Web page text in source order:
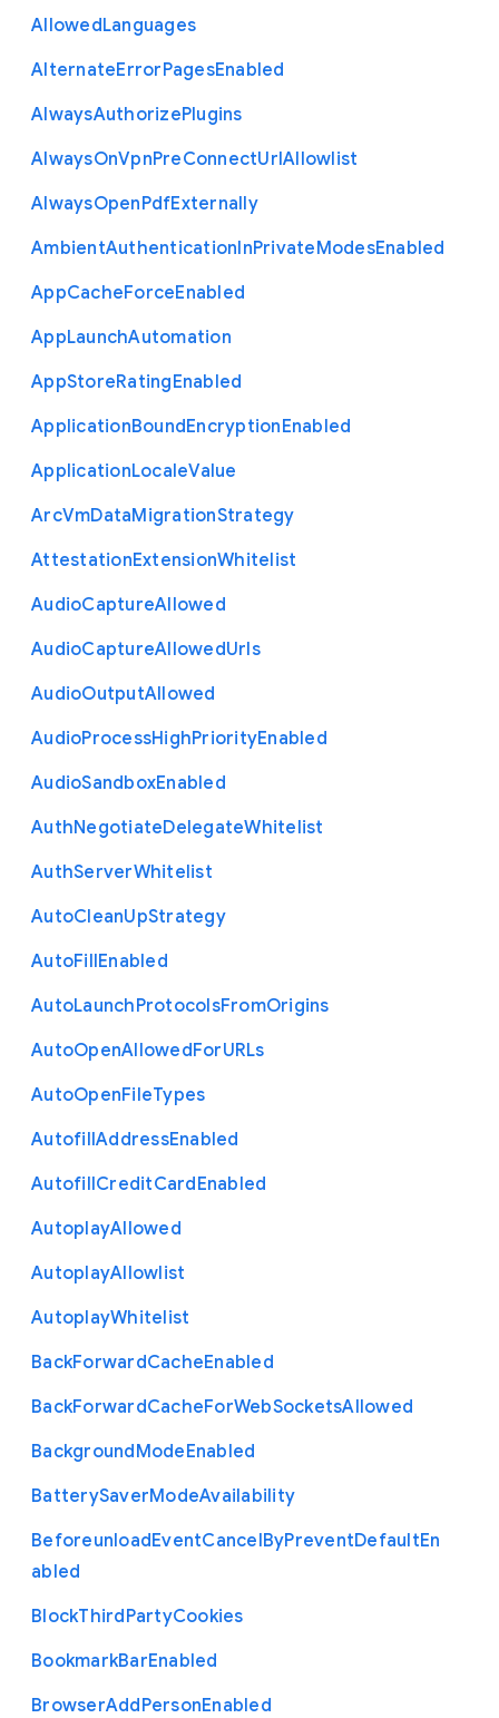
AllowedLanguages
AlternateErrorPagesEnabled
AlwaysAuthorizePlugins
AlwaysOnVpnPreConnectUrlAllowlist
AlwaysOpenPdfExternally
AmbientAuthenticationInPrivateModesEnabled
AppCacheForceEnabled
AppLaunchAutomation
AppStoreRatingEnabled
ApplicationBoundEncryptionEnabled
ApplicationLocaleValue
ArcVmDataMigrationStrategy
AttestationExtensionWhitelist
AudioCaptureAllowed
AudioCaptureAllowedUrls
AudioOutputAllowed
AudioProcessHighPriorityEnabled
AudioSandboxEnabled
AuthNegotiateDelegateWhitelist
AuthServerWhitelist
AutoCleanUpStrategy
AutoFillEnabled
AutoLaunchProtocolsFromOrigins
AutoOpenAllowedForURLs
AutoOpenFileTypes
AutofillAddressEnabled
AutofillCreditCardEnabled
AutoplayAllowed
AutoplayAllowlist
AutoplayWhitelist
BackForwardCacheEnabled
BackForwardCacheForWebSocketsAllowed
BackgroundModeEnabled
BatterySaverModeAvailability
BeforeunloadEventCancelByPreventDefaultEn
abled
BlockThirdPartyCookies
BookmarkBarEnabled
BrowserAddPersonEnabled